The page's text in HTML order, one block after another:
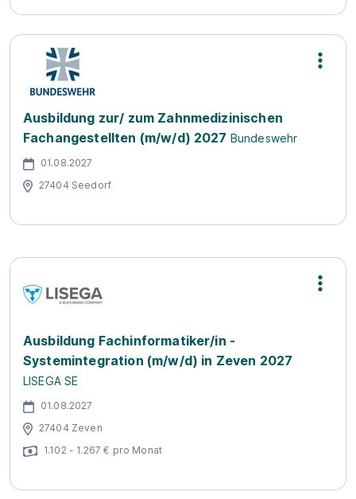
Ausbildung zur/ zum Zahnmedizinischen
Fachangestellten (m/w/d) 2027 Bundeswehr
01.08.2027
27404 Seedorf
Ausbildung Fachinformatiker/in -
Systemintegration (m/w/d) in Zeven 2027
LISEGA SE
01.08.2027
27404 Zeven
1.102 - 1.267 € pro Monat